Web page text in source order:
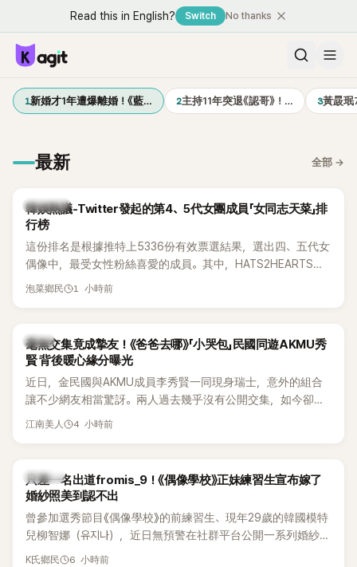
Read this in English? Switch No thanks
1新婚才1年遭爆離婚！《藍… 2主持11年突退《認哥》！… 3黃晸
最新 全部 →
熱議討論
韓娛熱議-Twitter發起的第4、5代女團成員「女同志天菜」排
行榜
這份排名是根據推特上5336份有效票選結果，選出四、五代女
偶像中，最受女性粉絲喜愛的成員。其中，HATS2HEARTS成
員包攬了前三名，展現了她們在女性社群中的高人氣。
泡菜鄉民 1 小時前
韓星
毫無交集竟成摯友！《爸爸去哪》「小哭包」民國同遊AKMU秀
賢 背後暖心緣分曝光
近日，金民國與AKMU成員李秀賢一同現身瑞士，意外的組合
讓不少網友相當驚訝。兩人過去幾乎沒有公開交集，如今卻一
起踏上瑞士之旅，也讓粉絲紛紛好奇：「他們到底是怎麼認識
江南美人 4 小時前
K-POP
只差一名出道fromis_9！《偶像學校》正妹練習生宣布嫁了
婚紗照美到認不出
曾參加選秀節目《偶像學校》的前練習生、現年29歲的韓國模特
兒柳智娜（유지나），近日無預警在社群平台公開一系列婚紗
照，親自宣布即將步入婚姻，消息曝光後讓不少曾追看節目的
K氏鄉民 6 小時前